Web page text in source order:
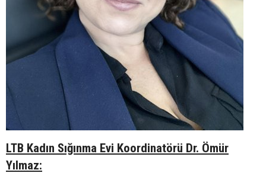
LTB Kadın Sığınma Evi Koordinatörü Dr. Ömür
Yılmaz: